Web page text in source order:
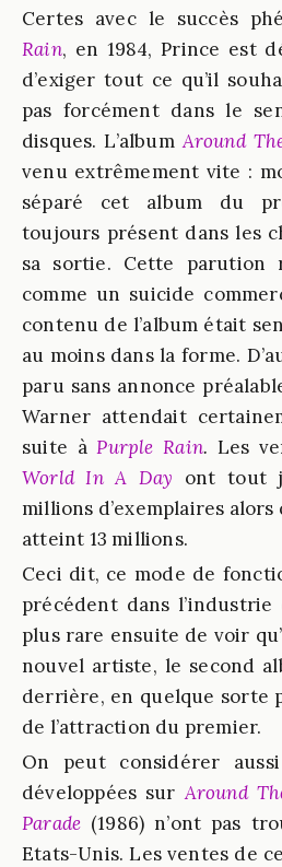
Certes avec le succès
Rain, en 1984, Prince est
d’exiger tout ce qu’il
pas forcément dans le
disques. L’albumAround
venu extrêmement vite :
séparé cet album du
toujours présent dans les
sa sortie. Cette parution
comme un suicide
contenu de l’album était
au moins dans la forme.
paru sans annonce
Warner attendait
suite àPurple Rain. Les
World In A Day ont tout
millions d’exemplaires alors
atteint 13 millions.
Ceci dit, ce mode de
précédent dans
plus rare ensuite de voir
nouvel artiste, le second
derrière, en quelque sorte
de l’attraction du premier.
On peut considérer
développées surAround
Parade (1986) n’ont pas
Etats-Unis. Les ventes de